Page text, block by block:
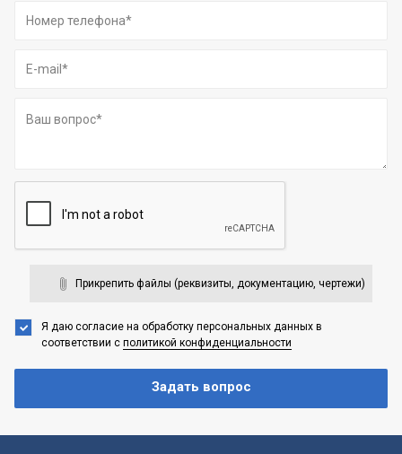
Прикрепить файлы (реквизиты, документацию, чертежи)
Я даю согласие на обработку персональных данных в
соответствии с политикой конфиденциальности